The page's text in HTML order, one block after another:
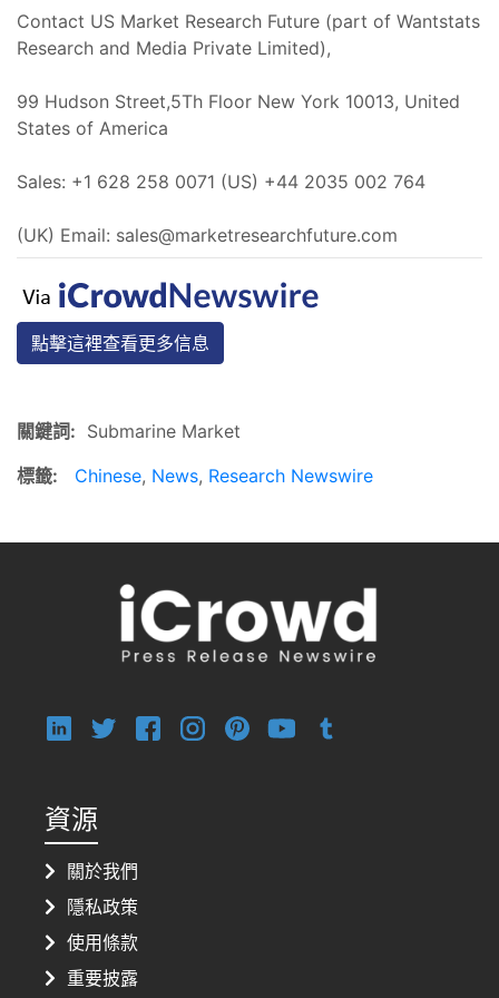
Contact US Market Research Future (part of Wantstats
Research and Media Private Limited),
99 Hudson Street,5Th Floor New York 10013, United
States of America
Sales: +1 628 258 0071 (US) +44 2035 002 764
(UK) Email: sales@marketresearchfuture.com
點擊這裡查看更多信息
關鍵詞: Submarine Market
標籤:
Chinese, News, Research Newswire
資源
關於我們
隱私政策
使用條款
重要披露